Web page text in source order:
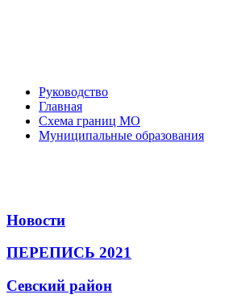
Руководство
Главная
Схема границ МО
Муниципальные образования
Новости
ПЕРЕПИСЬ 2021
Севский район